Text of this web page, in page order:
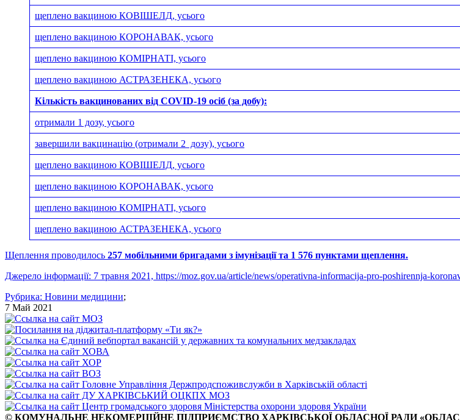
щеплено вакциною КОВІШЕЛД, усього
щеплено вакциною КОРОНАВАК, усього
щеплено вакциною КОМІРНАТІ, усього
щеплено вакциною АСТРАЗЕНЕКА, усього
Кількість вакцинованих від COVID-19 осіб (за добу):
отримали 1 дозу, усього
завершили вакцинацію (отримали 2 дозу), усього
щеплено вакциною КОВІШЕЛД, усього
щеплено вакциною КОРОНАВАК, усього
щеплено вакциною КОМІРНАТІ, усього
щеплено вакциною АСТРАЗЕНЕКА, усього
Щеплення проводилось 257 мобільними бригадами з імунізації та 1 576 пунктами щеплення.
Джерело інформації: 7 травня 2021, https://moz.gov.ua/article/news/operativna-informacija-pro-poshirennja-
Рубрика: Новини медицини;
7 Май 2021
© КОМУНАЛЬНЕ НЕКОМЕРЦІЙНЕ ПІДПРИЄМСТВО ХАРКІВСЬКОЇ ОБЛАСНОЇ РАДИ